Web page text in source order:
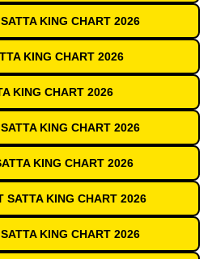
KING CHART 2026
KING CHART 2026
KING CHART 2026
KING CHART 2026
KING CHART 2026
SATTA KING CHART 2026
KING CHART 2026